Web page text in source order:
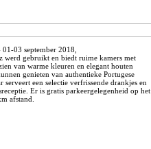
03 september 2018,
gebruikt en biedt ruime kamers met
van warme kleuren en elegant houten
genieten van authentieke Portugese
een selectie verfrissende drankjes en
Er is gratis parkeergelegenheid op het
afstand.